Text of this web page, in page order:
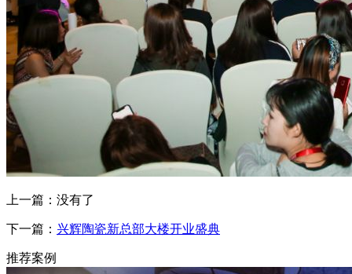
上一篇：没有了
下一篇： 兴辉陶瓷新总部大楼开业盛典
推荐案例